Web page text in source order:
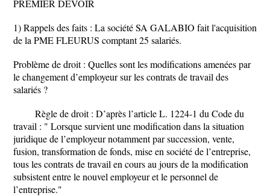
PREMIER DEVOIR
1) Rappels des faits : La société SA GALABIO fait l'acquisition
de la PME FLEURUS comptant 25 salariés.
Problème de droit : Quelles sont les modifications amenées par
le changement d’employeur sur les contrats de travail des
salariés ?
Règle de droit : D’après l’article L. 1224-1 du Code du
travail : " Lorsque survient une modification dans la situation
juridique de l’employeur notamment par succession, vente,
fusion, transformation de fonds, mise en société de l’entreprise,
tous les contrats de travail en cours au jours de la modification
subsistent entre le nouvel employeur et le personnel de
l’entreprise."